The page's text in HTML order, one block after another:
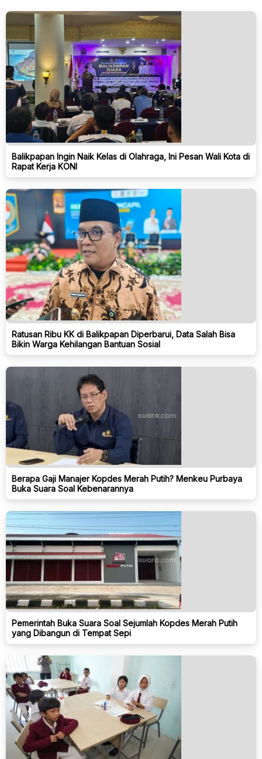
Balikpapan Ingin Naik Kelas di Olahraga, Ini Pesan Wali Kota di
Rapat Kerja KONI
Ratusan Ribu KK di Balikpapan Diperbarui, Data Salah Bisa
Bikin Warga Kehilangan Bantuan Sosial
Berapa Gaji Manajer Kopdes Merah Putih? Menkeu Purbaya
Buka Suara Soal Kebenarannya
Pemerintah Buka Suara Soal Sejumlah Kopdes Merah Putih
yang Dibangun di Tempat Sepi